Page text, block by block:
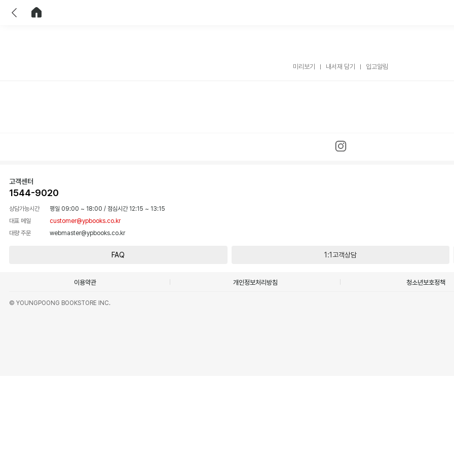
미리보기 내서재 담기 입고알림
고객센터
1544-9020
상담가능시간 평일 09:00 ~ 18:00 / 점심시간 12:15 ~ 13:15
대표 메일
customer@ypbooks.co.kr
대량 주문
webmaster@ypbooks.co.kr
FAQ 1:1고객상담
이용약관 개인정보처리방침 청소년보호정책
© YOUNGPOONG BOOKSTORE INC.